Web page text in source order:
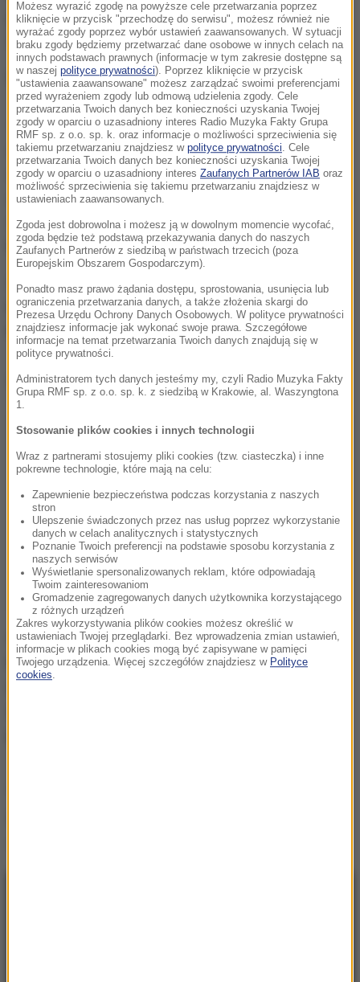
jak Piotr Fronczewski, Wojciech Malajkat czy
Zbigniew Zamachowski.
W ramach akcji Polacy wysłali 135 110 SMS-ów.
Taką ogromną kwotę udało nam się zebrać właśnie
dzięki zaangażowaniu tylu redakcji, które
nieodpłatnie informowały o akcji PAH. Ogromny
odzew wynikał z faktu, że tyle osób dowiedziało się o
niej z mediów- powiedziała Izabella Stawicka z
Polskiej Akcji Humanitarnej.
3 miliony złotych to więcej niż PAH oczekiwało.
Pieniądze zostaną teraz przekazane na pomoc dla
Nepalczyków.
Dalsza część artykułu pod materiałem video:
Szacuje się, że w kwietniowym trzęsieniu ziemi w
Nepalu liczba ofiar wstrząsów wyniosła 8600 osób,
Możesz wyrazić zgodę na powyższe cele przetwarzania poprzez
kliknięcie w przycisk "przechodzę do serwisu", możesz również nie
wyrażać zgody poprzez wybór ustawień zaawansowanych. W sytuacji
braku zgody będziemy przetwarzać dane osobowe w innych celach na
innych podstawach prawnych (informacje w tym zakresie dostępne są
w naszej polityce prywatności). Poprzez kliknięcie w przycisk
"ustawienia zaawansowane" możesz zarządzać swoimi preferencjami
przed wyrażeniem zgody lub odmową udzielenia zgody. Cele
przetwarzania Twoich danych bez konieczności uzyskania Twojej
zgody w oparciu o uzasadniony interes Radio Muzyka Fakty Grupa
RMF sp. z o.o. sp. k. oraz informacje o możliwości sprzeciwienia się
takiemu przetwarzaniu znajdziesz w polityce prywatności. Cele
przetwarzania Twoich danych bez konieczności uzyskania Twojej
zgody w oparciu o uzasadniony interes Zaufanych Partnerów IAB oraz
możliwość sprzeciwienia się takiemu przetwarzaniu znajdziesz w
ustawieniach zaawansowanych.
Zgoda jest dobrowolna i możesz ją w dowolnym momencie wycofać,
zgoda będzie też podstawą przekazywania danych do naszych
Zaufanych Partnerów z siedzibą w państwach trzecich (poza
Europejskim Obszarem Gospodarczym).
Ponadto masz prawo żądania dostępu, sprostowania, usunięcia lub
ograniczenia przetwarzania danych, a także złożenia skargi do
Prezesa Urzędu Ochrony Danych Osobowych. W polityce prywatności
znajdziesz informacje jak wykonać swoje prawa. Szczegółowe
informacje na temat przetwarzania Twoich danych znajdują się w
polityce prywatności.
Administratorem tych danych jesteśmy my, czyli Radio Muzyka Fakty
Grupa RMF sp. z o.o. sp. k. z siedzibą w Krakowie, al. Waszyngtona
1.
Stosowanie plików cookies i innych technologii
Wraz z partnerami stosujemy pliki cookies (tzw. ciasteczka) i inne
pokrewne technologie, które mają na celu:
Zapewnienie bezpieczeństwa podczas korzystania z naszych
stron
Ulepszenie świadczonych przez nas usług poprzez wykorzystanie
danych w celach analitycznych i statystycznych
Poznanie Twoich preferencji na podstawie sposobu korzystania z
naszych serwisów
Wyświetlanie spersonalizowanych reklam, które odpowiadają
Twoim zainteresowaniom
Gromadzenie zagregowanych danych użytkownika korzystającego
z różnych urządzeń
Zakres wykorzystywania plików cookies możesz określić w
ustawieniach Twojej przeglądarki. Bez wprowadzenia zmian ustawień,
informacje w plikach cookies mogą być zapisywane w pamięci
Twojego urządzenia. Więcej szczegółów znajdziesz w Polityce
cookies.